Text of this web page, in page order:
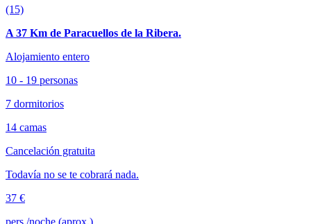
(15)
A 37 Km de Paracuellos de la Ribera.
Alojamiento entero
10 - 19 personas
7 dormitorios
14 camas
Cancelación gratuita
Todavía no se te cobrará nada.
37 €
pers./noche (aprox.)